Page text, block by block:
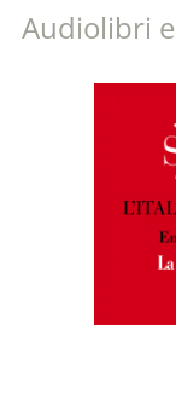
Audiolibri